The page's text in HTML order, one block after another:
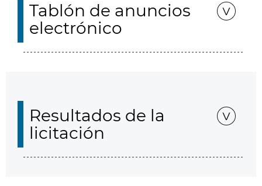
Tablón de anuncios
electrónico
Resultados de la
licitación